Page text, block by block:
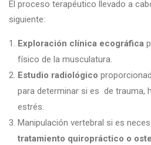
El proceso terapéutico llevado a
siguiente:
Exploración clínica ecográfica
físico de la musculatura.
Estudio radiológico
para determinar si es de trauma,
estrés.
Manipulación vertebral si es
tratamiento quiropráctico o